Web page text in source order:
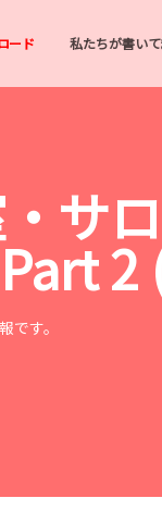
ード 私たちが書い
サ
2
です。